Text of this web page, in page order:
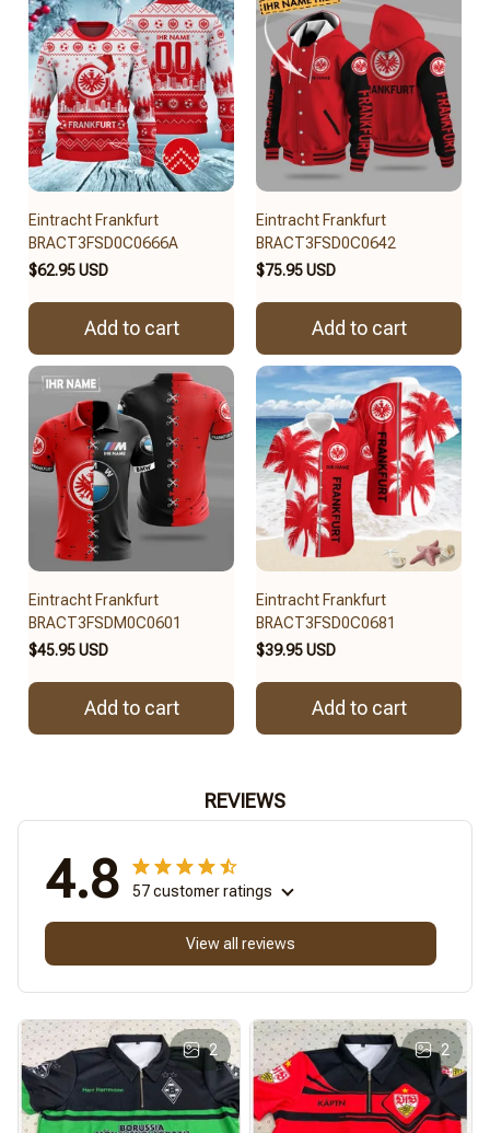
Eintracht Frankfurt
BRACT3FSD0C0666A
$62.95 USD
Add to cart
Eintracht Frankfurt
BRACT3FSD0C0642
$75.95 USD
Add to cart
Eintracht Frankfurt
BRACT3FSDM0C0601
$45.95 USD
Add to cart
Eintracht Frankfurt
BRACT3FSD0C0681
$39.95 USD
Add to cart
REVIEWS
4.8 57 customer ratings
View all reviews
2 2